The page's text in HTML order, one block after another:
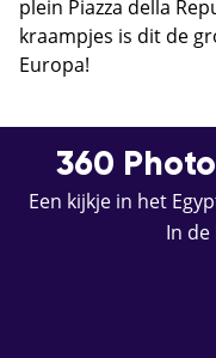
plein Piazza della
kraampjes is dit de
Europa!
360
Een kijkje in het
In de